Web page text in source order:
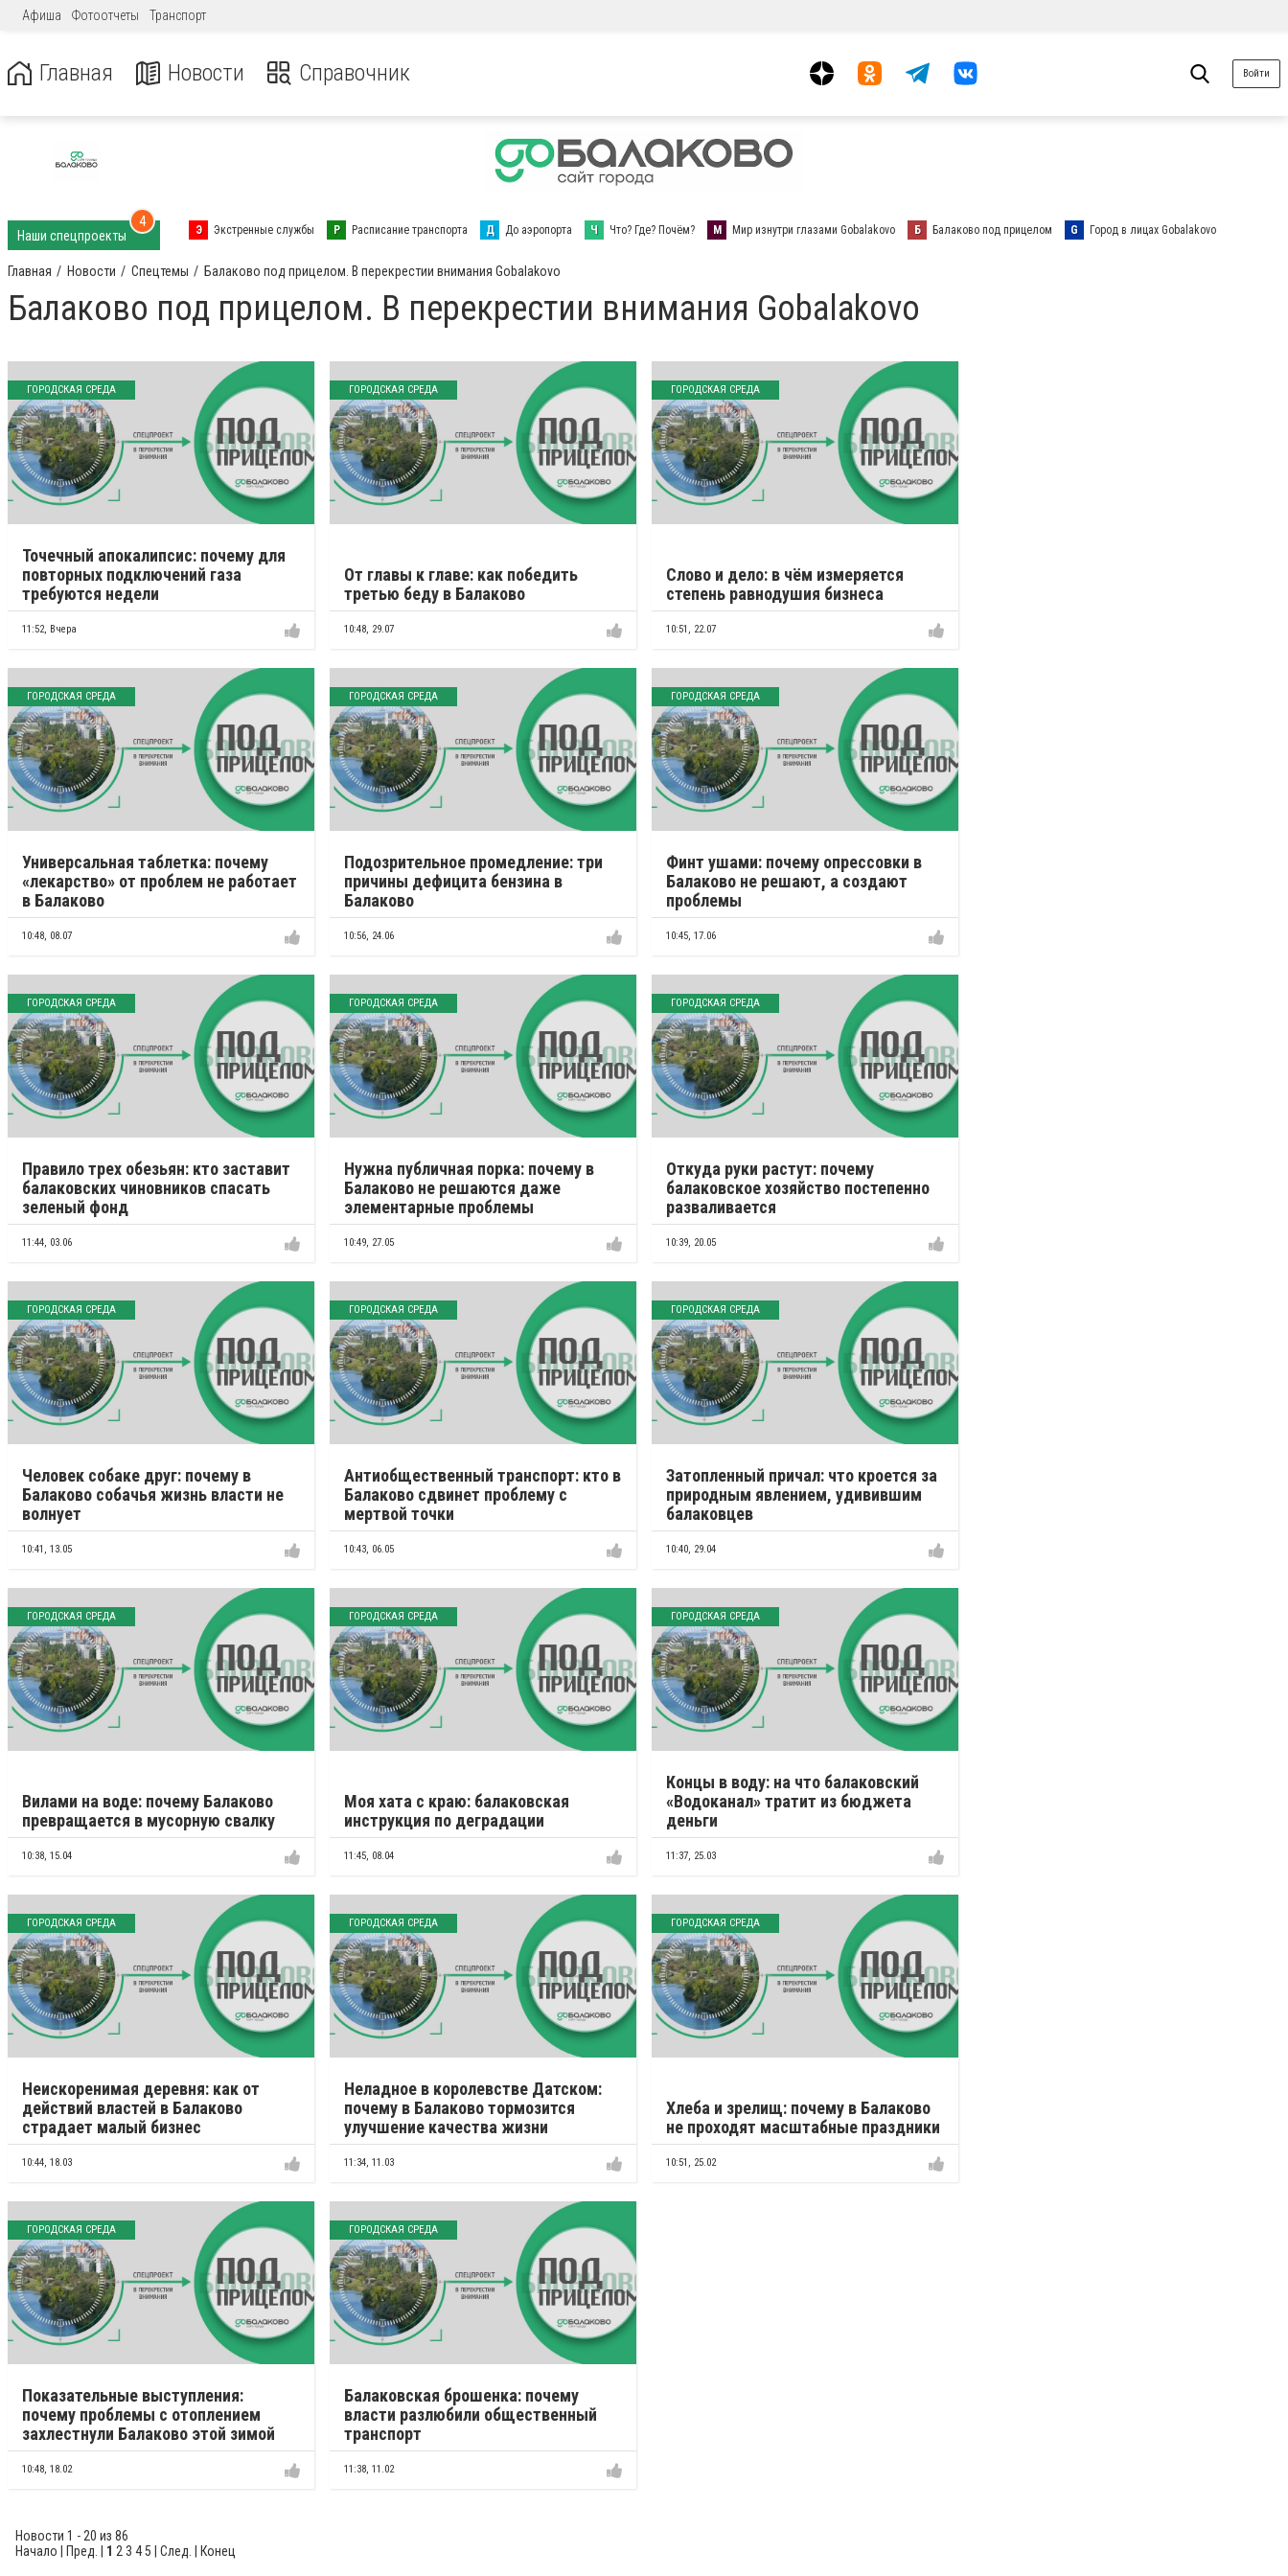
Афиша Фотоотчеты Транспорт
Главная Новости Справочник Войти
Наши спецпроекты
4
Э Экстренные службы Р Расписание транспорта Д До аэропорта Ч Что? Где? Почём? М Мир изнутри глазами Gobalakovo Б Балаково под прицелом G Город в лицах Gobalakovo
Главная Новости Спецтемы Балаково под прицелом. В перекрестии внимания Gobalakovo
Балаково под прицелом. В перекрестии внимания Gobalakovo
ГОРОДСКАЯ СРЕДА
Точечный апокалипсис: почему для
повторных подключений газа
требуются недели
11:52, Вчера
ГОРОДСКАЯ СРЕДА
От главы к главе: как победить
третью беду в Балаково
10:48, 29.07
ГОРОДСКАЯ СРЕДА
Слово и дело: в чём измеряется
степень равнодушия бизнеса
10:51, 22.07
ГОРОДСКАЯ СРЕДА
Универсальная таблетка: почему
«лекарство» от проблем не работает
в Балаково
10:48, 08.07
ГОРОДСКАЯ СРЕДА
Подозрительное промедление: три
причины дефицита бензина в
Балаково
10:56, 24.06
ГОРОДСКАЯ СРЕДА
Финт ушами: почему опрессовки в
Балаково не решают, а создают
проблемы
10:45, 17.06
ГОРОДСКАЯ СРЕДА
Правило трех обезьян: кто заставит
балаковских чиновников спасать
зеленый фонд
11:44, 03.06
ГОРОДСКАЯ СРЕДА
Нужна публичная порка: почему в
Балаково не решаются даже
элементарные проблемы
10:49, 27.05
ГОРОДСКАЯ СРЕДА
Откуда руки растут: почему
балаковское хозяйство постепенно
разваливается
10:39, 20.05
ГОРОДСКАЯ СРЕДА
Человек собаке друг: почему в
Балаково собачья жизнь власти не
волнует
10:41, 13.05
ГОРОДСКАЯ СРЕДА
Антиобщественный транспорт: кто в
Балаково сдвинет проблему с
мертвой точки
10:43, 06.05
ГОРОДСКАЯ СРЕДА
Затопленный причал: что кроется за
природным явлением, удивившим
балаковцев
10:40, 29.04
ГОРОДСКАЯ СРЕДА
Вилами на воде: почему Балаково
превращается в мусорную свалку
10:38, 15.04
ГОРОДСКАЯ СРЕДА
Моя хата с краю: балаковская
инструкция по деградации
11:45, 08.04
ГОРОДСКАЯ СРЕДА
Концы в воду: на что балаковский
«Водоканал» тратит из бюджета
деньги
11:37, 25.03
ГОРОДСКАЯ СРЕДА
Неискоренимая деревня: как от
действий властей в Балаково
страдает малый бизнес
10:44, 18.03
ГОРОДСКАЯ СРЕДА
Неладное в королевстве Датском:
почему в Балаково тормозится
улучшение качества жизни
11:34, 11.03
ГОРОДСКАЯ СРЕДА
Хлеба и зрелищ: почему в Балаково
не проходят масштабные праздники
10:51, 25.02
ГОРОДСКАЯ СРЕДА
Показательные выступления:
почему проблемы с отоплением
захлестнули Балаково этой зимой
10:48, 18.02
ГОРОДСКАЯ СРЕДА
Балаковская брошенка: почему
власти разлюбили общественный
транспорт
11:38, 11.02
Новости 1 - 20 из 86
Начало | Пред. | 1 2 3 45 След. Конец